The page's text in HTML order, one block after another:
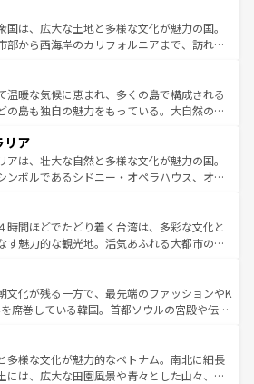
照してほしい。
まま残る町や、スイスならではのユニークな
、アルプス観光だけでなく町歩きも満喫する
。国民の所得が高いため物価も高いが、旅行
料で観光を楽しむこともできる。 なお、新
報はコンテンツ一覧 を参照してほしい。
国は、広大な土地と多様な文化が魅力の国。
部から西海岸のカリフォルニアまで、訪れる
都市は、観光、ショッピング、エンターテイ
まった刺激的なスポットだ。一方、アメリカ
然が広がり、グランドキャニオンやイエロー
ーリンズでは、音楽と美食が融合した独特の
旅行者はアメリカの各地域で異なる魅力を楽
その多様性と豊かな歴史を感じることができ
スタイルだ。 なお、新着のアメリカ
ンツ一覧を参照してほしい。
温暖な気候に恵まれ、多くの島で構成される
の島も独自の魅力をもっている。大自然の神
せない。また、定番の観光地といえばオアフ
な自然を求めるならマウイ島やカウアイ島が
メラルドグリーンに輝く海をはじめ、豊かな
しの心で訪れる人々を迎えてくれるハワイの
いローカルフードやハワイアンミュージッ
フラダンスなど、すべてがハワイの魅力を彩
ほしい。 なお、新着のハワイ情報
一覧を参照してほしい。
リア
アは、壮大な自然と多様な文化が魅力の国。
ンボルであるシドニー・オペラハウス、オー
大陸中央部にそびえるウルル（エアーズロッ
ニアの美しい原生林やケアンズの熱帯雨林な
がたくさん。また、カフェやワイン、オージ
ィビティも充実しており、サーフィンやダイ
キングなど、アウトドア好きにはたまらな
ラリアの多彩な魅力を存分に味わいつくそ
。
時間ほどでたどり着く台湾は、多彩な文化と
す魅力的な観光地。活気あふれる大都市の台
な山岳地帯である台湾東部など、都市の喧騒
さが共存しており、訪れる人に新しい発見と
してくれる。また、奥深い台湾の食文化も魅
評判のスイーツなど、バラエティ豊かな料理
が味わえる。 なお、新着の台湾情報は コンテンツ一覧を参
。
文化が残る一方で、最先端のファッションやK
席巻している韓国。首都ソウルの宮殿や伝統
を延ばせば四季折々の自然美を楽しむことが
て、キムチや焼肉、絶品のストリートフード
まな韓国料理が待っている。夜には、韓国な
多様な文化が魅力的なベトナム。南北に細長
には、広大な田園風景や青々とした山々、世